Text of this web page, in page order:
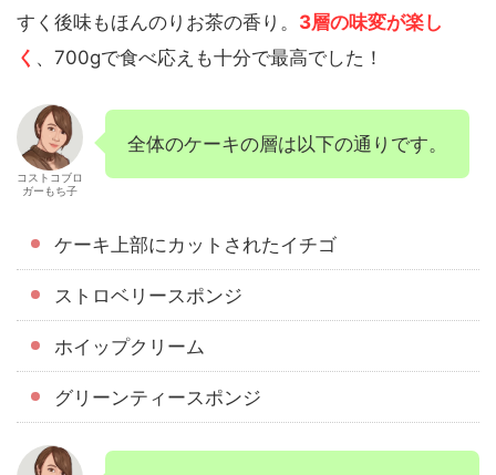
すく後味もほんのりお茶の香り。 3層の味変が楽し
く 、700gで食べ応えも十分で最高でした！
コストコブロ
ガーもち子
全体のケーキの層は以下の通りです。
ケーキ上部にカットされたイチゴ
ストロベリースポンジ
ホイップクリーム
グリーンティースポンジ